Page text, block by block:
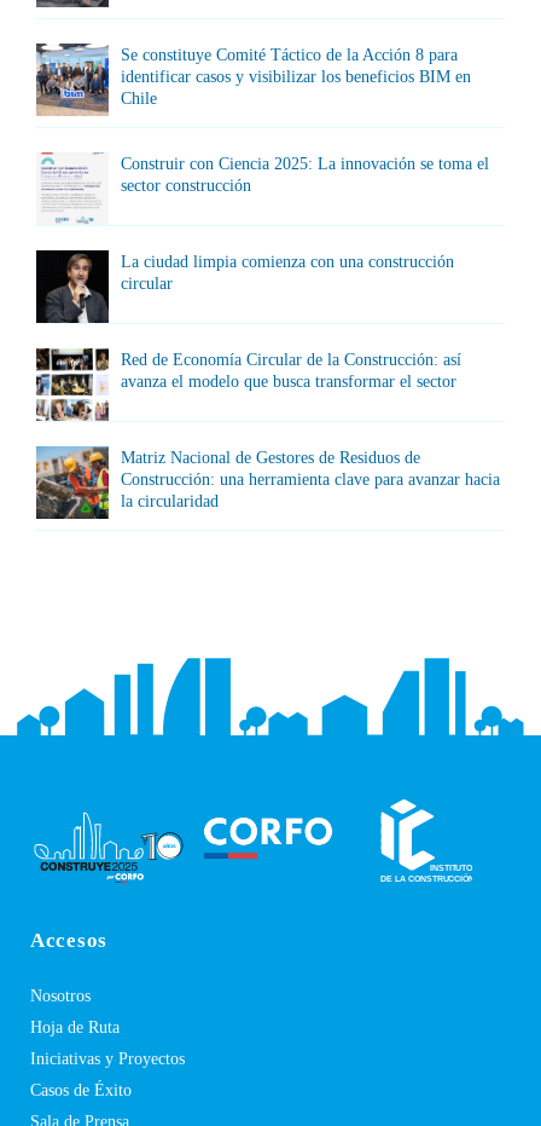
Se constituye Comité Táctico de la Acción 8 para
identificar casos y visibilizar los beneficios BIM en
Chile
Construir con Ciencia 2025: La innovación se toma el
sector construcción
La ciudad limpia comienza con una construcción
circular
Red de Economía Circular de la Construcción: así
avanza el modelo que busca transformar el sector
Matriz Nacional de Gestores de Residuos de
Construcción: una herramienta clave para avanzar hacia
la circularidad
Accesos
Nosotros
Hoja de Ruta
Iniciativas y Proyectos
Casos de Éxito
Sala de Prensa